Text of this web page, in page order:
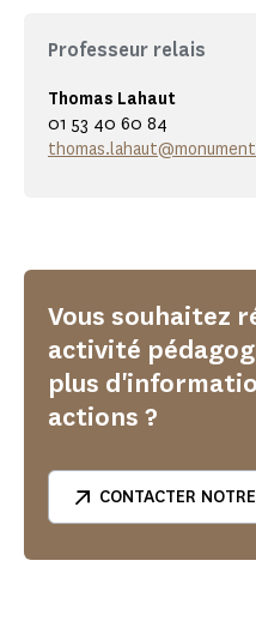
Professeur relais
Thomas Lahaut
01 53 40 60 84
Vous souhaitez
activité
plus
actions ?
CONTACTER